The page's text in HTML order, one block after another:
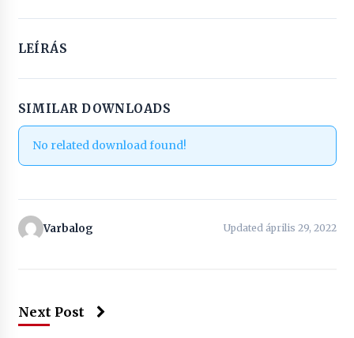
LEÍRÁS
SIMILAR DOWNLOADS
No related download found!
Varbalog Updated április 29, 2022
Next Post